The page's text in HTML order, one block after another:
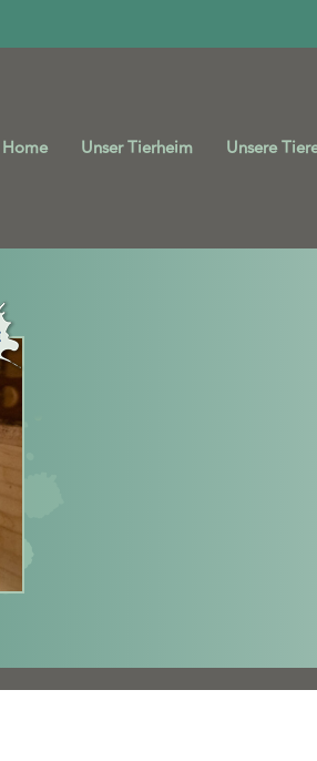
Home Unser Tierheim Unsere